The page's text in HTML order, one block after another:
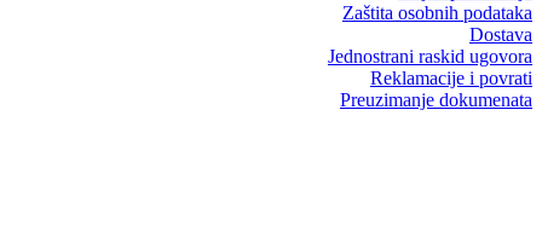
Zaštita osobnih podataka
Dostava
Jednostrani raskid ugovora
Reklamacije i povrati
Preuzimanje dokumenata